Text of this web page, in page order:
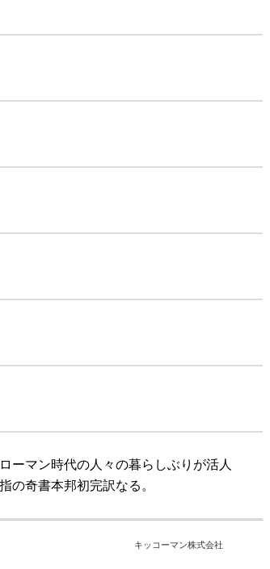
ーマン時代の人々の暮らしぶりが活人
の奇書本邦初完訳なる。
キッコーマン株式会社